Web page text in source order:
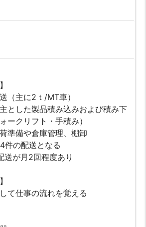
（主に2ｔ/MT車）
とした製品積み込みおよび積み下
ークリフト・手積み）
準備や倉庫管理、棚卸
件の配送となる
送が月2回程度あり
て仕事の流れを覚える